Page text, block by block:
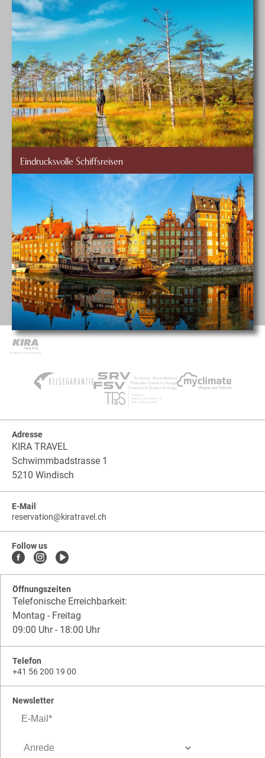
Eindrucksvolle Schiffsreisen
Adresse
KIRA TRAVEL
Schwimmbadstrasse 1
5210 Windisch
E-Mail
reservation@kiratravel.ch
Follow us
Öffnungszeiten
Telefonische Erreichbarkeit:
Montag - Freitag
09:00 Uhr - 18:00 Uhr
Telefon
+41 56 200 19 00
Newsletter